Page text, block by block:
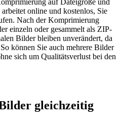
online und kostenlos, Sie
Nach der Komprimierung
einzeln oder gesammelt als ZIP-
Bilder bleiben unverändert, da
können Sie auch mehrere Bilder
sich um Qualitätsverlust bei den
gleichzeitig